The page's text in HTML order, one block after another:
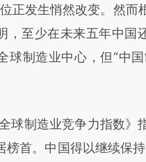
R8VrpC2Q)提
文真实意图存在偏差。
。推荐点击链接阅读原
正发生悄然改变。然而
，至少在未来五年中国
球制造业中心，但“中国
制造业竞争力指数》
首。中国得以继续保持